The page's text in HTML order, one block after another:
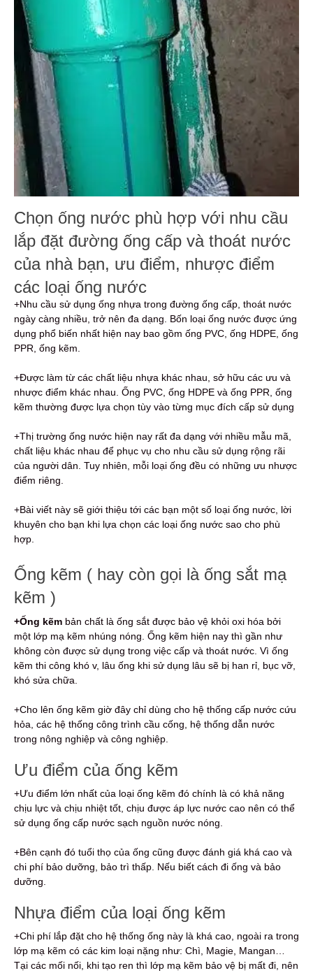
Chọn ống nước phù hợp với nhu cầu
lắp đặt đường ống cấp và thoát nước
của nhà bạn, ưu điểm, nhược điểm
các loại ống nước
+Nhu cầu sử dụng ống nhựa trong đường ống cấp, thoát nước
ngày càng nhiều, trở nên đa dạng. Bốn loại ống nước được ứng
dụng phổ biến nhất hiện nay bao gồm ống PVC, ống HDPE, ống
PPR, ống kẽm.
+Được làm từ các chất liệu nhựa khác nhau, sở hữu các ưu và
nhược điểm khác nhau. Ống PVC, ống HDPE và ống PPR, ống
kẽm thường được lựa chọn tùy vào từng mục đích cấp sử dụng
+Thị trường ống nước hiện nay rất đa dạng với nhiều mẫu mã,
chất liệu khác nhau để phục vụ cho nhu cầu sử dụng rộng rãi
của người dân. Tuy nhiên, mỗi loại ống đều có những ưu nhược
điểm riêng.
+Bài viết này sẽ giới thiệu tới các bạn một số loại ống nước, lời
khuyên cho bạn khi lựa chọn các loại ống nước sao cho phù
hợp.
Ống kẽm ( hay còn gọi là ống sắt mạ
kẽm )
+Ống kẽm bản chất là ống sắt được bảo vệ khỏi oxi hóa bởi
một lớp mạ kẽm nhúng nóng. Ống kẽm hiện nay thì gần như
không còn được sử dụng trong việc cấp và thoát nước. Vì ống
kẽm thi công khó v, lâu ống khi sử dụng lâu sẽ bị han rỉ, bục vỡ,
khó sửa chữa.
+Cho lên ống kẽm giờ đây chỉ dùng cho hệ thống cấp nước cứu
hỏa, các hệ thống công trình cầu cống, hệ thống dẫn nước
trong nông nghiệp và công nghiệp.
Ưu điểm của ống kẽm
+Ưu điểm lớn nhất của loại ống kẽm đó chính là có khả năng
chịu lực và chịu nhiệt tốt, chịu được áp lực nước cao nên có thể
sử dụng ống cấp nước sạch nguồn nước nóng.
+Bên cạnh đó tuổi thọ của ống cũng được đánh giá khá cao và
chi phí bảo dưỡng, bảo trì thấp. Nếu biết cách đi ống và bảo
dưỡng.
Nhựa điểm của loại ống kẽm
+Chi phí lắp đặt cho hệ thống ống này là khá cao, ngoài ra trong
lớp mạ kẽm có các kim loại nặng như: Chì, Magie, Mangan…
Tại các mối nối, khi tạo ren thì lớp mạ kẽm bảo vệ bị mất đi, nên